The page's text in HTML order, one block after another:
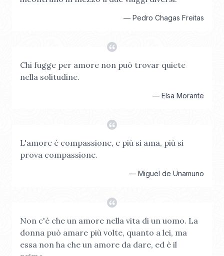
— Pedro Chagas Freitas
Chi fugge per amore non può trovar quiete
nella solitudine.
— Elsa Morante
L'amore è compassione, e più si ama, più si
prova compassione.
— Miguel de Unamuno
Non c'è che un amore nella vita di un uomo. La
donna può amare più volte, quanto a lei, ma
essa non ha che un amore da dare, ed è il